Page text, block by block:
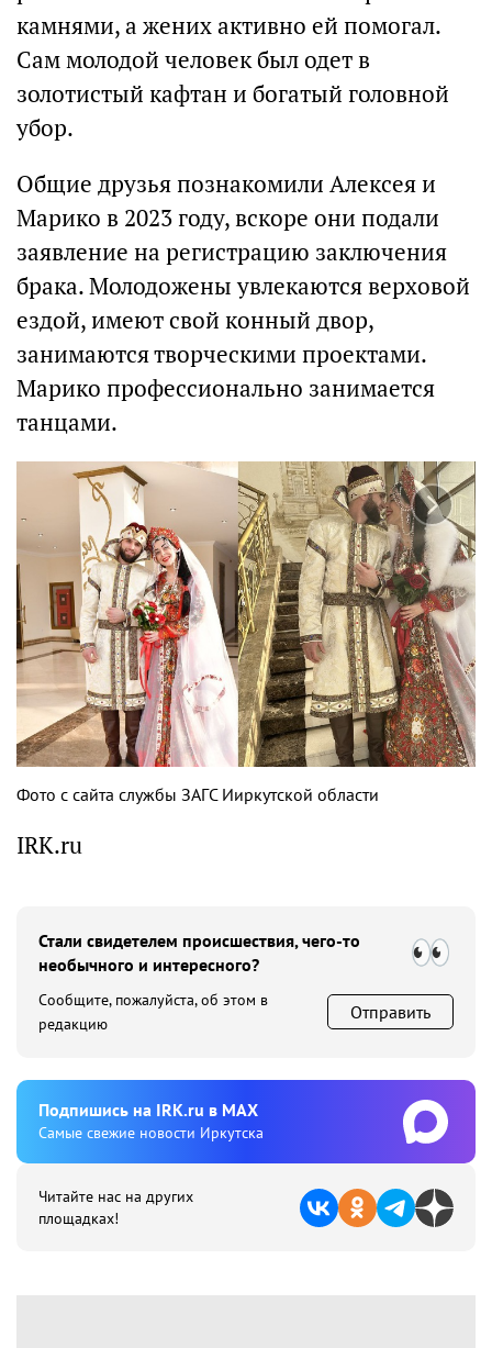
камнями, а жених активно ей помогал.
Сам молодой человек был одет в
золотистый кафтан и богатый головной
убор.
Общие друзья познакомили Алексея и
Марико в 2023 году, вскоре они подали
заявление на регистрацию заключения
брака. Молодожены увлекаются верховой
ездой, имеют свой конный двор,
занимаются творческими проектами.
Марико профессионально занимается
танцами.
Фото с сайта службы ЗАГС Ииркутской области
IRK.ru
Стали свидетелем происшествия, чего-то
необычного и интересного?
Сообщите, пожалуйста, об этом в
редакцию
Отправить
Подпишиcь на IRK.ru в MAX
Cамые свежие новости Иркутска
Читайте нас на других
площадках!